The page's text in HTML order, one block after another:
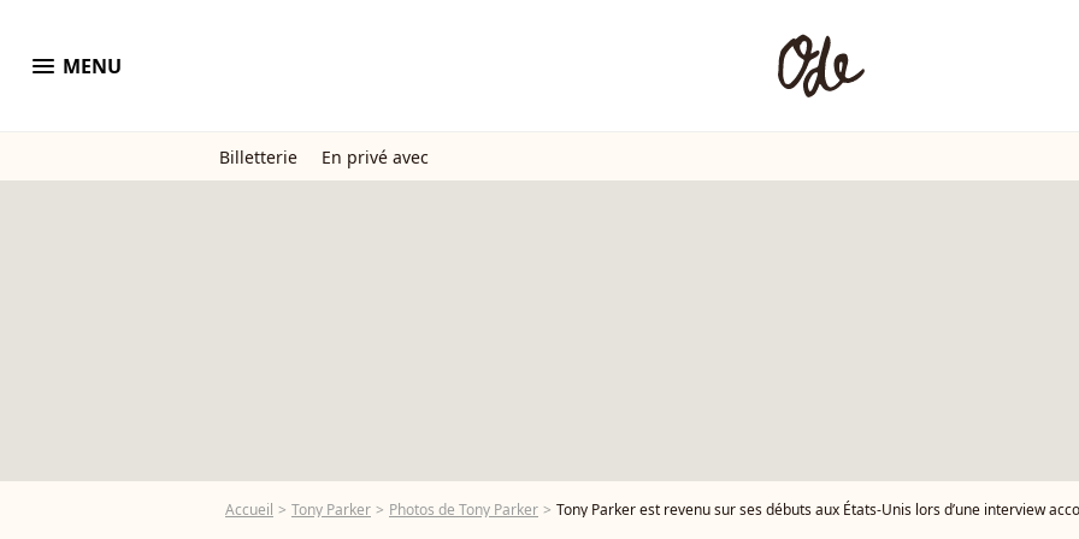
menu MENU
Billetterie En privé avec
Accueil Tony Parker Photos de Tony Parker Tony Parker est revenu sur ses débuts aux États-Unis lors d’une interview accordée à Konbini. Tony Parker au photocall du défilé de mode féminine Dior printemps-